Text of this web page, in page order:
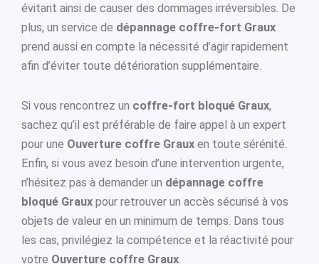
évitant ainsi de causer des dommages irréversibles. De
plus, un service de dépannage coffre-fort Graux
prend aussi en compte la nécessité d’agir rapidement
afin d’éviter toute détérioration supplémentaire.
Si vous rencontrez un coffre-fort bloqué Graux,
sachez qu’il est préférable de faire appel à un expert
pour une Ouverture coffre Graux en toute sérénité.
Enfin, si vous avez besoin d’une intervention urgente,
n’hésitez pas à demander un dépannage coffre
bloqué Graux pour retrouver un accès sécurisé à vos
objets de valeur en un minimum de temps. Dans tous
les cas, privilégiez la compétence et la réactivité pour
votre Ouverture coffre Graux.